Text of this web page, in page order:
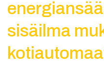
sisäilma